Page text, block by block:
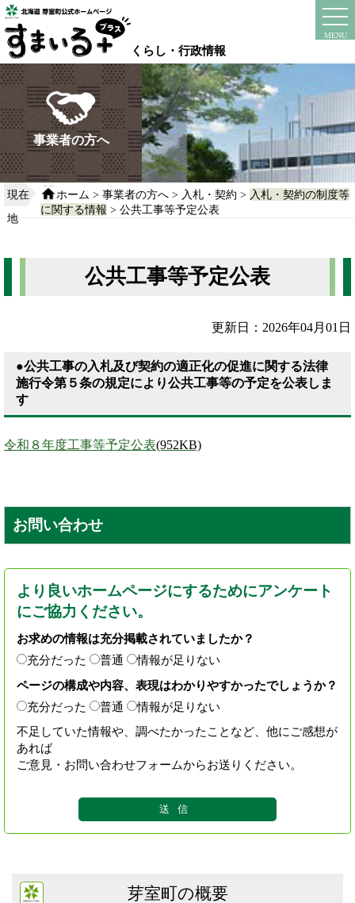
本
文
へ
移
動
る
くらし・行政情報
MENU
instagram
事業者の方へ
現在
地
ホーム >事業者の方へ > 入札・契約 > 入札・契約の制度等
に関する情報 > 公共工事等予定公表
公共工事等予定公表
更新日：2026年04月01日
●公共工事の入札及び契約の適正化の促進に関する法律
施行令第５条の規定により公共工事等の予定を公表しま
す
令和８年度工事等予定公表(952KB)
お問い合わせ
より良いホームページにするためにアンケート
にご協力ください。
お求めの情報は充分掲載されていましたか？
充分だった
普通
情報が足りない
ページの構成や内容、表現はわかりやすかったでしょうか？
充分だった
普通
情報が足りない
不足していた情報や、調べたかったことなど、他にご感想が
あれば
ご意見・お問い合わせフォームからお送りください。
芽室町の概要